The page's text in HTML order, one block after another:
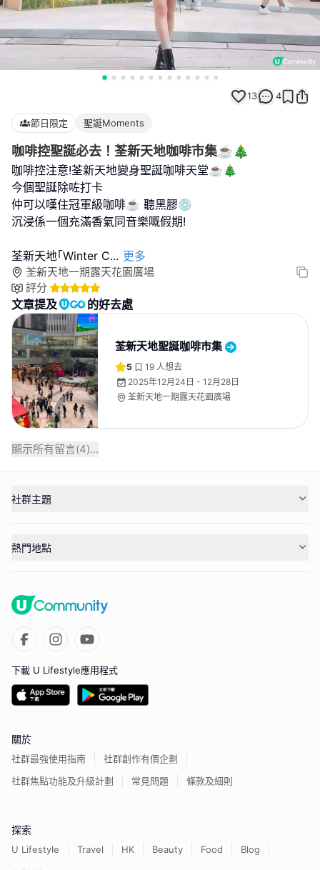
13 4
節日限定 聖誕Moments
咖啡控聖誕必去！荃新天地咖啡市集☕🎄
咖啡控注意!荃新天地變身聖誕咖啡天堂☕️🎄
今個聖誕除咗打卡
仲可以嘆住冠軍級咖啡☕️ 聽黑膠💿
沉浸係一個充滿香氣同音樂嘅假期!
荃新天地｢Winter C... 更多
荃新天地一期露天花園廣場
評分
文章提及 的好去處
荃新天地聖誕咖啡市集
5 19 人想去
2025年12月24日 - 12月28日
荃新天地一期露天花園廣場
顯示所有留言(4)...
社群主題
熱門地點
下載 U Lifestyle應用程式
關於
社群最強使用指南
社群創作有價企劃
社群焦點功能及升級計劃
常見問題 條款及細則
探索
U Lifestyle Travel HK Beauty Food
Blog